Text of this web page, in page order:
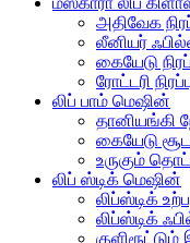
அதிவேக
லீனியர்
கையேடு
ரோட்டரி
லிப் பாம் மெஷின்
தானியங்கி
கையேடு
உருகும்
லிப் ஸ்டிக் மெஷின்
லிப்ஸ்டிக்
லிப்ஸ்டிக்